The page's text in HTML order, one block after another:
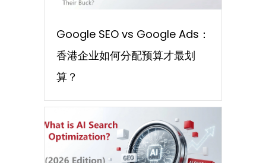
Google SEO vs Google Ads：
香港企业如何分配预算才最划
算？